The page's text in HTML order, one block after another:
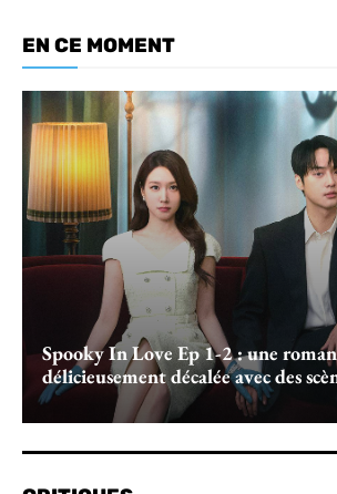
EN CE MOMENT
Spooky In Love Ep 1-2 : une
délicieusement décalée avec des